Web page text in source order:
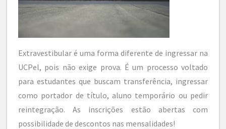
Extravestibular é uma forma diferente de ingressar na
UCPel, pois não exige prova. É um processo voltado
para estudantes que buscam transferência, ingressar
como portador de título, aluno temporário ou pedir
reintegração. As inscrições estão abertas com
possibilidade de descontos nas mensalidades!